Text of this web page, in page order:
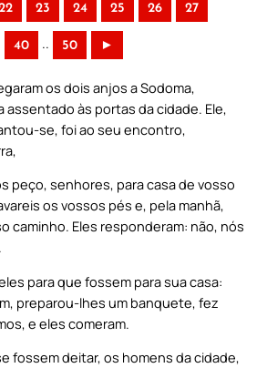
23 24 25 26 27
40 .. 50 ►
os dois anjos a Sodoma,
às portas da cidade. Ele,
se, foi ao seu encontro,
peço, senhores, para casa de vosso
os vossos pés e, pela manhã,
caminho. Eles responderam: não, nós
para que fossem para sua casa:
preparou-lhes um banquete, fez
e eles comeram.
fossem deitar, os homens da cidade,